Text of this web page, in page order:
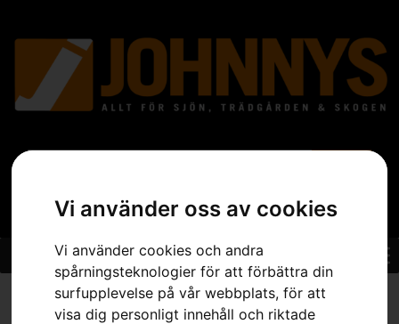
Vi använder oss av cookies
Vi använder cookies och andra
spårningsteknologier för att förbättra din
surfupplevelse på vår webbplats, för att
visa dig personligt innehåll och riktade
»Sortiment»Trädgård» Åkgräsklippare»Tillbehör
Åkgräsklippare»Borste – P500